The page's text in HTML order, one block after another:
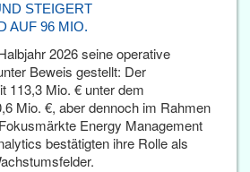
STEIGERT
AUF 96 MIO.
2026 seine operative
Beweis gestellt: Der
113,3 Mio. € unter dem
Mio. €, aber dennoch im Rahmen
Energy Management
bestätigten ihre Rolle als